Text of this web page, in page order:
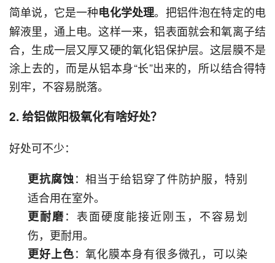
简单说，它是一种电化学处理。把铝件泡在特定的电
解液里，通上电。这样一来，铝表面就会和氧离子结
合，生成一层又厚又硬的氧化铝保护层。这层膜不是
涂上去的，而是从铝本身“长”出来的，所以结合得特
别牢，不容易脱落。
2. 给铝做阳极氧化有啥好处？
好处可不少：
更抗腐蚀：相当于给铝穿了件防护服，特别
适合用在室外。
更耐磨：表面硬度能接近刚玉，不容易划
伤，更耐用。
更好上色：氧化膜本身有很多微孔，可以染